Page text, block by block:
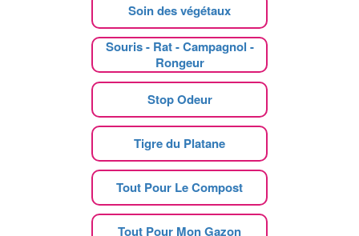
Soin des végétaux
Souris - Rat - Campagnol -
Rongeur
Stop Odeur
Tigre du Platane
Tout Pour Le Compost
Tout Pour Mon Gazon